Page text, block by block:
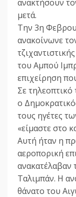
ανακτήσουν
μετά.
Την 3η
ανακοίνωνε
του Αμπού
επιχείρηση
Σε τηλεοπτικό
ο
τους ηγέτες
«είμαστε στο
Αυτή ήταν η
αεροπορική
ανακατέλαβαν
Ταλιμπάν. Η
θάνατο του